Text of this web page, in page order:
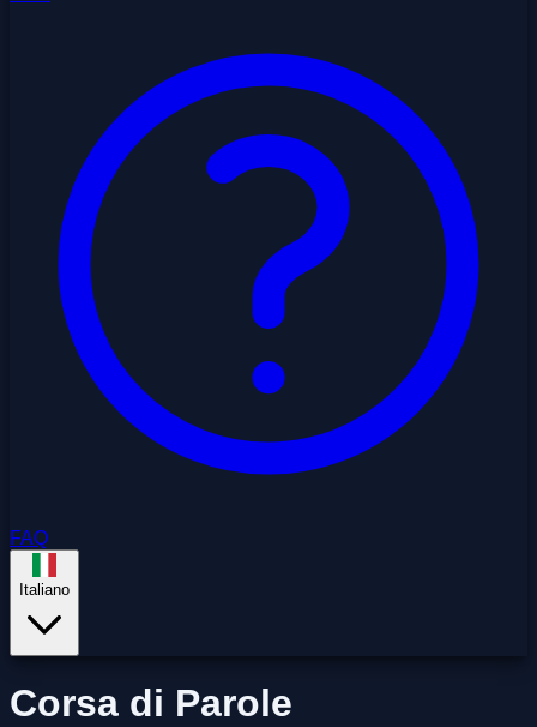
FAQ
Italiano
Corsa di Parole